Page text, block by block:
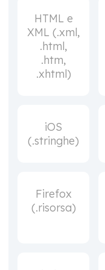
HTML e
XML (.xml,
.html,
.htm,
.xhtml)
iOS
(.stringhe)
Firefox
(.risorsa)